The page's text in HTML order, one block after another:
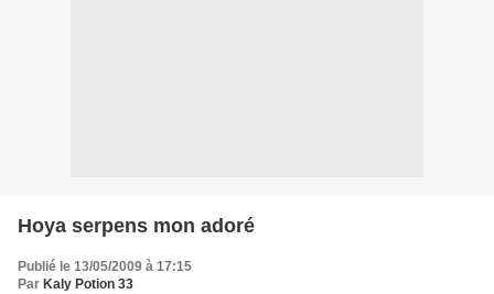
Hoya serpens mon adoré
Publié le 13/05/2009 à 17:15
Par Kaly Potion 33